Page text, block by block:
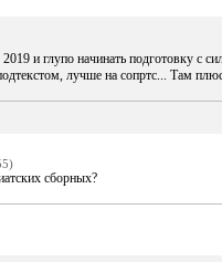
и глупо начинать подготовку с
лучше на сопртс... Там
сборных?